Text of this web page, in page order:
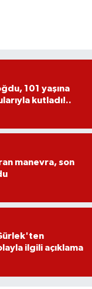
101 yaşına
kutladı!..
manevra, son
ilgili açıklama